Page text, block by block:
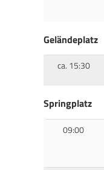
Geländeplatz
ca. 15:30
Springplatz
09:00